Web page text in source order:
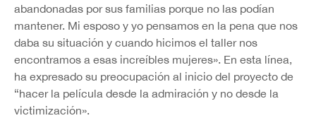
abandonadas por sus familias porque no las podían
mantener. Mi esposo y yo pensamos en la pena que nos
daba su situación y cuando hicimos el taller nos
encontramos a esas increíbles mujeres». En esta línea,
ha expresado su preocupación al inicio del proyecto de
“hacer la película desde la admiración y no desde la
victimización».